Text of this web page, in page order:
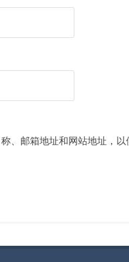
、邮箱地址和网站地址，以